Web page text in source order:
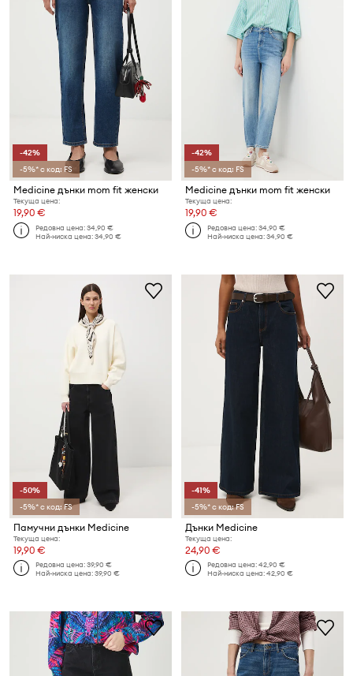
-42%
-5%* с код: FS
Medicine дънки mom fit женски
Текуща цена:
19,90 €
Редовна цена:34,90 €
Най-ниска цена:34,90 €
-42%
-5%* с код: FS
Medicine дънки mom fit женски
Текуща цена:
19,90 €
Редовна цена:34,90 €
Най-ниска цена:34,90 €
-50%
-5%* с код: FS
Памучни дънки Medicine
Текуща цена:
19,90 €
Редовна цена:39,90 €
Най-ниска цена:39,90 €
-41%
-5%* с код: FS
Дънки Medicine
Текуща цена:
24,90 €
Редовна цена:42,90 €
Най-ниска цена:42,90 €